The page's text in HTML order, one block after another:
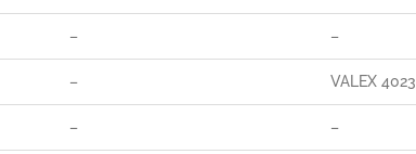
– –
– VALEX 4023
– –